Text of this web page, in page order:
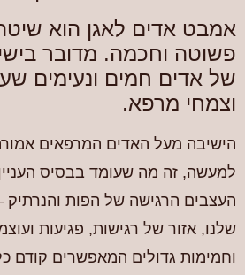
אמבט אדים לאגן הוא
פשוטה וחכמה. מדובר
של אדים חמים ונעימים
וצמחי מרפא.
הישיבה מעל האדים המרפאים
למעשה, זה מה שעומד בבסיס
העצבים הרגישה של הפות והנרתיק
שלנו, אזור של רגישות, פגיעות
וחמימות גדולים המאפשרים קודם